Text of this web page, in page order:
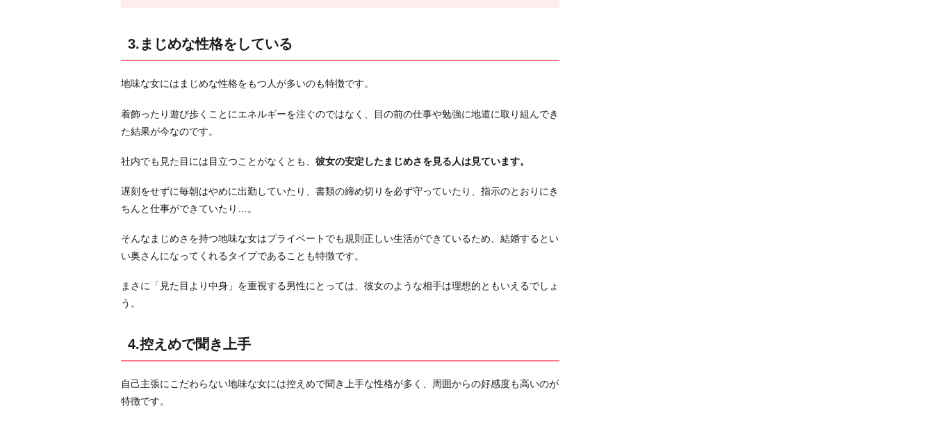
か
り
頼
れ
お
3.まじめな性格をしている
地味な女にはまじめな性格をもつ人が多いのも特徴です。
着飾ったり遊び歩くことにエネルギーを注ぐのではなく、目の前の仕事や勉強に地道に取り組んでき
た結果が今なのです。
社内でも見た目には目立つことがなくとも、 彼女の安定したまじめさを見る人は見ています。
遅刻をせずに毎朝はやめに出勤していたり、書類の締め切りを必ず守っていたり、指示のとおりにき
ちんと仕事ができていたり…。
そんなまじめさを持つ地味な女はプライベートでも規則正しい生活ができているため、結婚するとい
い奥さんになってくれるタイプであることも特徴です。
まさに「見た目より中身」を重視する男性にとっては、彼女のような相手は理想的ともいえるでしょ
う。
4.控えめで聞き上手
自己主張にこだわらない地味な女には控えめで聞き上手な性格が多く、周囲からの好感度も高いのが
特徴です。